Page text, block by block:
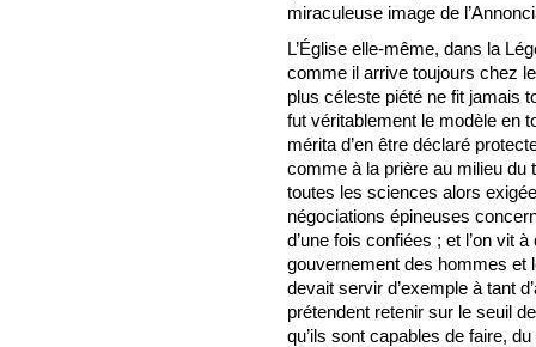
miraculeuse image de
L’Église elle-même, dans la
comme il arrive toujours chez
plus céleste piété ne fit jamais
fut véritablement le modèle en
mérita d’en être déclaré
comme à la prière au milieu du
toutes les sciences alors
négociations épineuses
d’une fois confiées ; et l’on vit
gouvernement des hommes et
devait servir d’exemple à tant
prétendent retenir sur le seuil
qu’ils sont capables de faire,